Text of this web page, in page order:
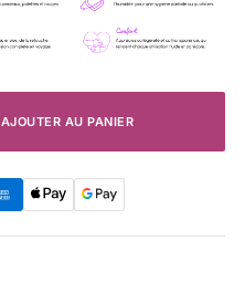
AJOUTER AU PANIER